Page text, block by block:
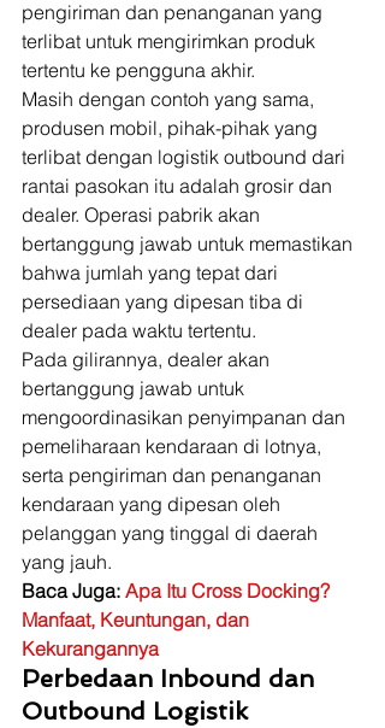
pengiriman dan penanganan yang
terlibat untuk mengirimkan produk
tertentu ke pengguna akhir.
Masih dengan contoh yang sama,
produsen mobil, pihak-pihak yang
terlibat dengan logistik outbound dari
rantai pasokan itu adalah grosir dan
dealer. Operasi pabrik akan
bertanggung jawab untuk memastikan
bahwa jumlah yang tepat dari
persediaan yang dipesan tiba di
dealer pada waktu tertentu.
Pada gilirannya, dealer akan
bertanggung jawab untuk
mengoordinasikan penyimpanan dan
pemeliharaan kendaraan di lotnya,
serta pengiriman dan penanganan
kendaraan yang dipesan oleh
pelanggan yang tinggal di daerah
yang jauh.
Baca Juga: Apa Itu Cross Docking?
Manfaat, Keuntungan, dan
Kekurangannya
Perbedaan Inbound dan
Outbound Logistik